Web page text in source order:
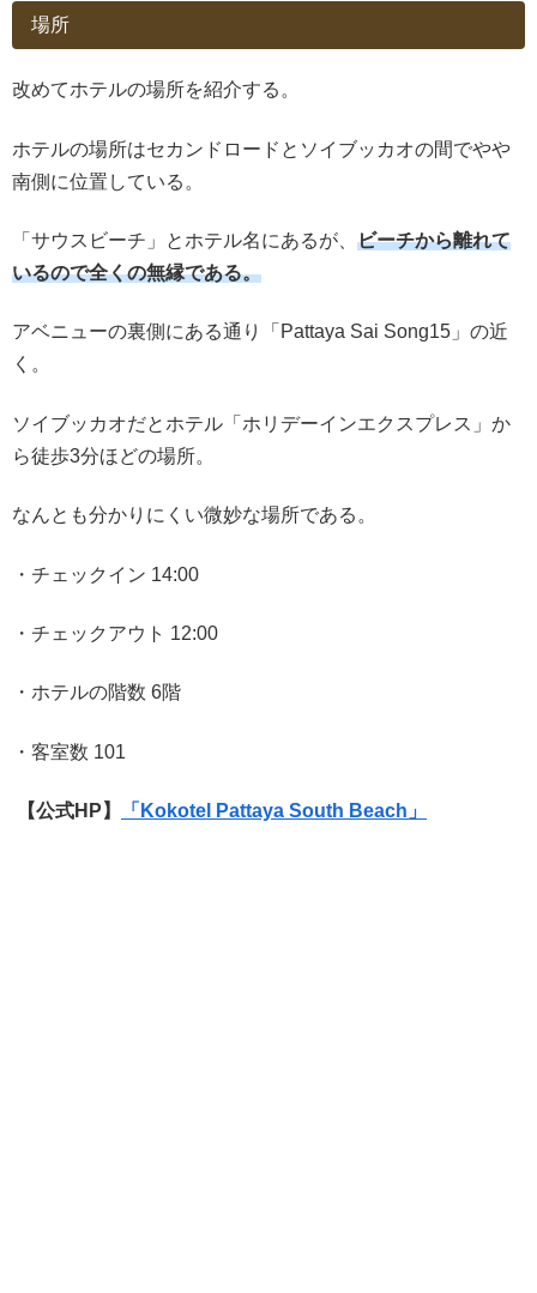
場所
改めてホテルの場所を紹介する。
ホテルの場所はセカンドロードとソイブッカオの間でやや
南側に位置している。
「サウスビーチ」とホテル名にあるが、 ビーチから離れて
いるので全くの無縁である。
アベニューの裏側にある通り「Pattaya Sai Song15」の近
く。
ソイブッカオだとホテル「ホリデーインエクスプレス」か
ら徒歩3分ほどの場所。
なんとも分かりにくい微妙な場所である。
・チェックイン 14:00
・チェックアウト 12:00
・ホテルの階数 6階
・客室数 101
【公式HP】 「Kokotel Pattaya South Beach」